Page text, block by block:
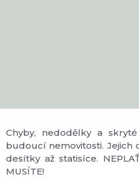
Chyby, nedodělky a
budoucí nemovitosti. Jejich
desítky až statisíce.
MUSÍTE!